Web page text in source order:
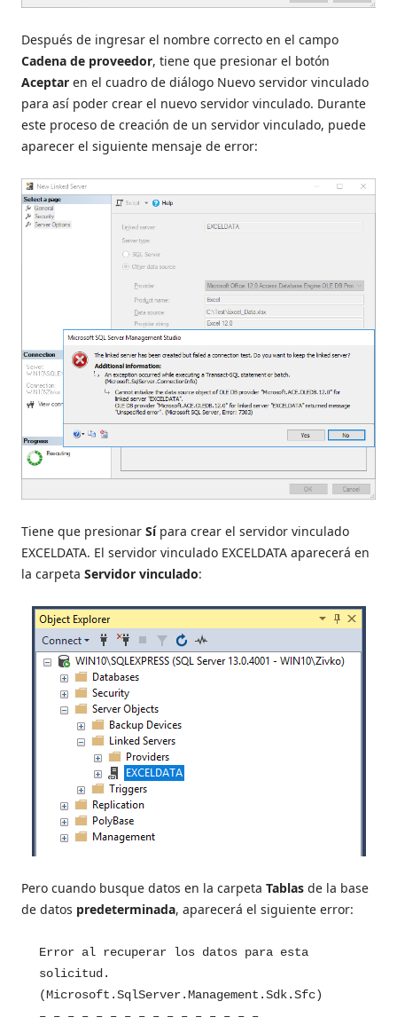
Después de ingresar el nombre correcto en el campo
Cadena de proveedor, tiene que presionar el botón
Aceptar en el cuadro de diálogo Nuevo servidor vinculado
para así poder crear el nuevo servidor vinculado. Durante
este proceso de creación de un servidor vinculado, puede
aparecer el siguiente mensaje de error:
Tiene que presionar Sípara crear el servidor vinculado
EXCELDATA. El servidor vinculado EXCELDATA aparecerá en
la carpeta Servidor vinculado:
Pero cuando busque datos en la carpeta Tablas de la base
de datos predeterminada, aparecerá el siguiente error:
Error al recuperar los datos para esta
solicitud.
(Microsoft.SqlServer.Management.Sdk.Sfc)
– – – – – – – – – – – – – – – –